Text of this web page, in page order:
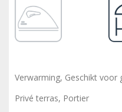
Verwarming, Geschikt voor
Privé terras, Portier